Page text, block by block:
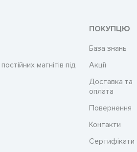
магнітів під
ПОКУПЦЮ
База знань
Акції
Доставка та
оплата
Повернення
Контакти
Сертифікати